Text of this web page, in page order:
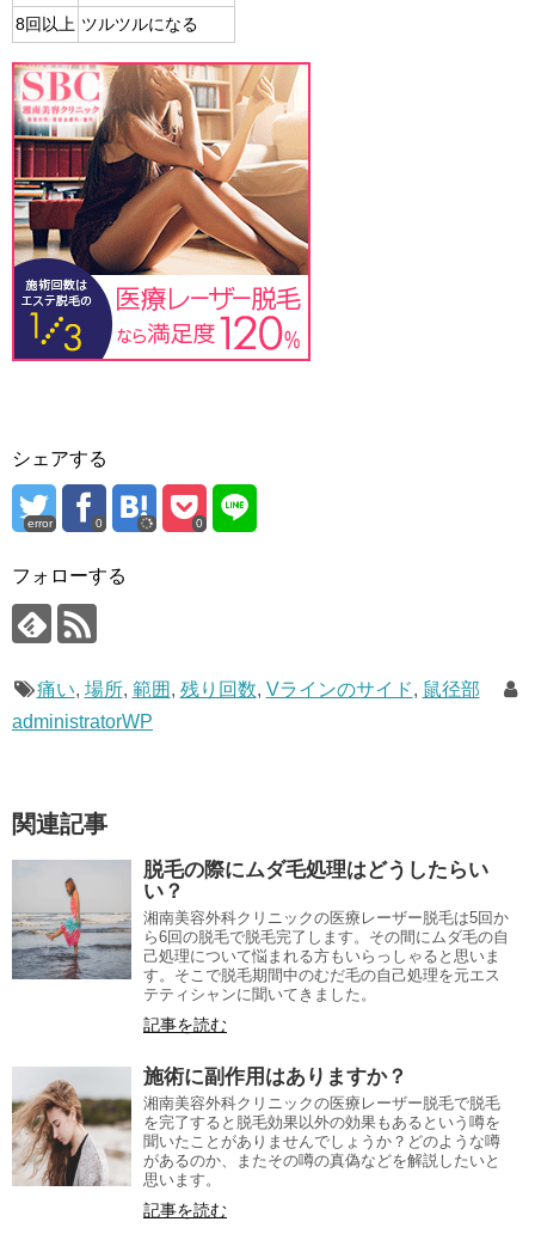
8回以上 ツルツルになる
シェアする
error 0 0
フォローする
痛い, 場所, 範囲 , 残り回数, Vラインのサイド, 鼠径部
administratorWP
関連記事
脱毛の際にムダ毛処理はどうしたらい
い？
湘南美容外科クリニックの医療レーザー脱毛は5回か
ら6回の脱毛で脱毛完了します。その間にムダ毛の自
己処理について悩まれる方もいらっしゃると思いま
す。そこで脱毛期間中のむだ毛の自己処理を元エス
テティシャンに聞いてきました。
記事を読む
施術に副作用はありますか？
湘南美容外科クリニックの医療レーザー脱毛で脱毛
を完了すると脱毛効果以外の効果もあるという噂を
聞いたことがありませんでしょうか？どのような噂
があるのか、またその噂の真偽などを解説したいと
思います。
記事を読む